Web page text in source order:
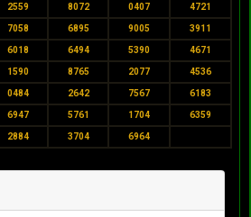
2559 8072 0407 4721
7058 6895 9005 3911
6018 6494 5390 4671
1590 8765 2077 4536
0484 2642 7567 6183
6947 5761 1704 6359
2884 3704 6964